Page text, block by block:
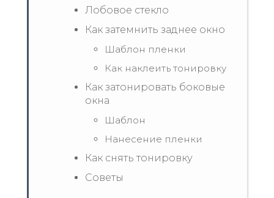
Лобовое стекло
Как затемнить заднее окно
Шаблон пленки
Как наклеить тонировку
Как затонировать боковые
окна
Шаблон
Нанесение пленки
Как снять тонировку
Советы